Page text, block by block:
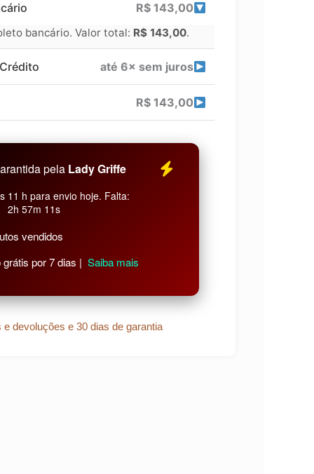
R$143,00
bancário. Valor total: R$ 143,00.
até 6× sem juros
R$143,00
pela Lady Griffe
11 h para envio hoje. Falta:
2h 57m 10s
vendidos
por 7 dias | Saiba mais
devoluções e 30 dias de garantia